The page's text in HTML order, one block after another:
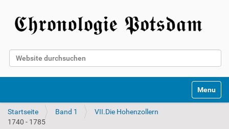
Website durchsuchen
Toggle
Startseite Band 1
VII.Die Hohenzollern
1740 - 1785